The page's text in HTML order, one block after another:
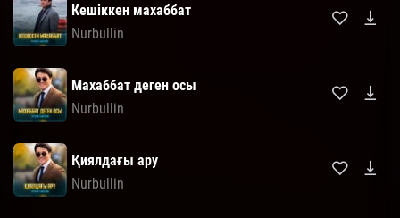
Кешіккен махаббат
Nurbullin
Махаббат деген осы
Nurbullin
Қиялдағы ару
Nurbullin